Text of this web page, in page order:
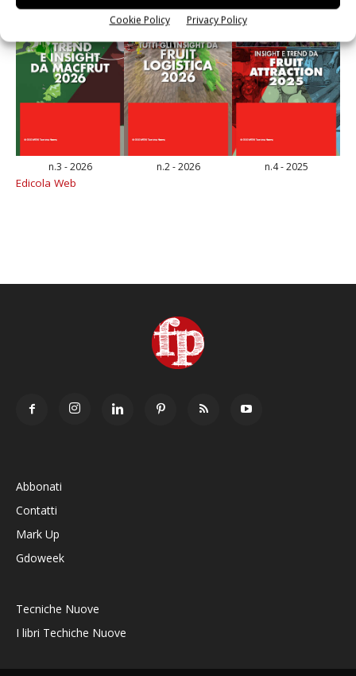
Cookie Policy Privacy Policy
n.3 - 2026 n.2 - 2026 n.4 - 2025
Edicola Web
Abbonati
Contatti
Mark Up
Gdoweek
Tecniche Nuove
I libri Techiche Nuove